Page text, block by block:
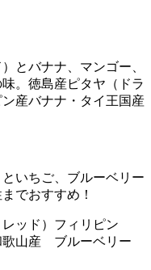
とバナナ、マンゴー、
。徳島産ピタヤ（ドラ
産バナナ・タイ王国産
いちご、ブルーベリー
でおすすめ！
ッド）フィリピン
山産 ブルーベリー